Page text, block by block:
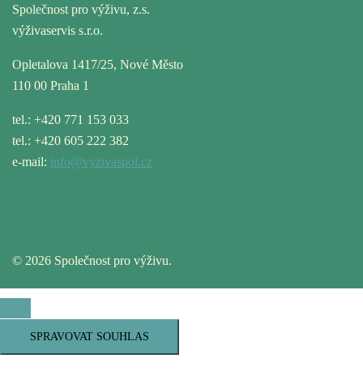
Společnost pro výživu, z.s.
výživaservis s.r.o.
Opletalova 1417/25, Nové Město
110 00 Praha 1
tel.: +420 771 153 033
tel.: +420 605 222 382
e-mail: info@vyzivaspol.cz
© 2026 Společnost pro výživu.
SPRAVOVAT SOUHLAS